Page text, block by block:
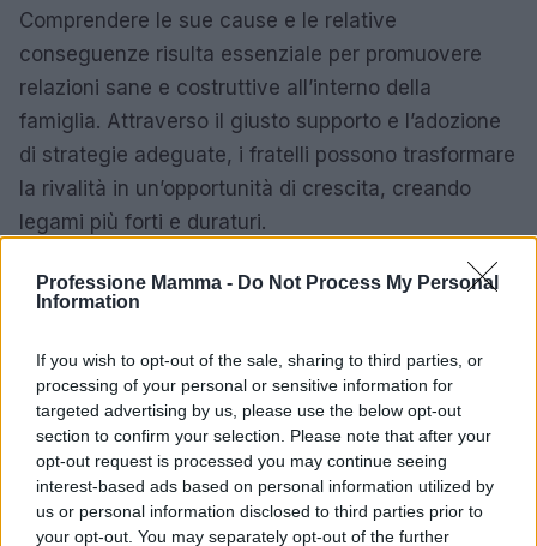
Professione Mamma - Do Not Process My Personal
Information
If you wish to opt-out of the sale, sharing to third parties, or
processing of your personal or sensitive information for
targeted advertising by us, please use the below opt-out
section to confirm your selection. Please note that after your
opt-out request is processed you may continue seeing
interest-based ads based on personal information utilized by
us or personal information disclosed to third parties prior to
your opt-out. You may separately opt-out of the further
Comprendere le sue cause e le relative
conseguenze risulta essenziale per promuovere
relazioni sane e costruttive all’interno della
famiglia. Attraverso il giusto supporto e l’adozione
di strategie adeguate, i fratelli possono trasformare
la rivalità in un’opportunità di crescita, creando
legami più forti e duraturi.
AiAdhubMedia